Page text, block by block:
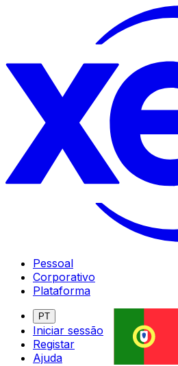
Pessoal
Corporativo
Plataforma
PT
Iniciar sessão
Registar
Ajuda